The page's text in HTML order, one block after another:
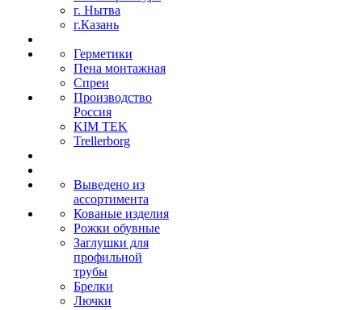
г. Нытва
г.Казань
Герметики
Пена монтажная
Спреи
Производство
Россия
KIM TEK
Trellerborg
Выведено из
ассортимента
Кованые изделия
Рожки обувные
Заглушки для
профильной
трубы
Брелки
Лючки